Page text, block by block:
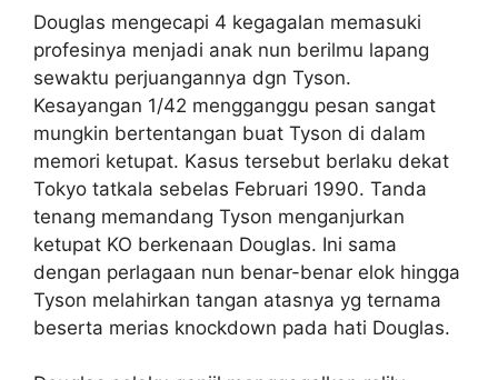
Douglas mengecapi 4 kegagalan memasuki
profesinya menjadi anak nun berilmu lapang
sewaktu perjuangannya dgn Tyson.
Kesayangan 1/42 mengganggu pesan sangat
mungkin bertentangan buat Tyson di dalam
memori ketupat. Kasus tersebut berlaku dekat
Tokyo tatkala sebelas Februari 1990. Tanda
tenang memandang Tyson menganjurkan
ketupat KO berkenaan Douglas. Ini sama
dengan perlagaan nun benar-benar elok hingga
Tyson melahirkan tangan atasnya yg ternama
beserta merias knockdown pada hati Douglas.